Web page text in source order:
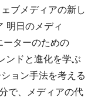
ブメディアの新し
明日のメディ
ーターのための
ンドと進化を学ぶ
ョン手法を考える
で、メディアの代